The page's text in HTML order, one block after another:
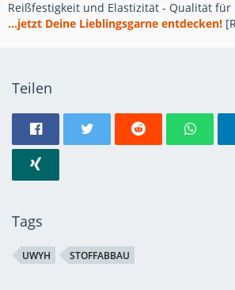
Reißfestigkeit und Elastizität - Qualität für
...jetzt Deine Lieblingsgarne entdecken!
Teilen
Tags
UWYH STOFFABBAU